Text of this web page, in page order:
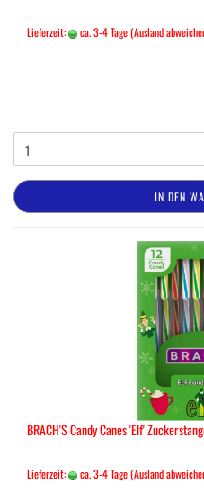
Lieferzeit: ca. 3-4 Tage(Ausland
IN DEN
BRACH'S Candy Canes 'Elf'
Lieferzeit: ca. 3-4 Tage(Ausland